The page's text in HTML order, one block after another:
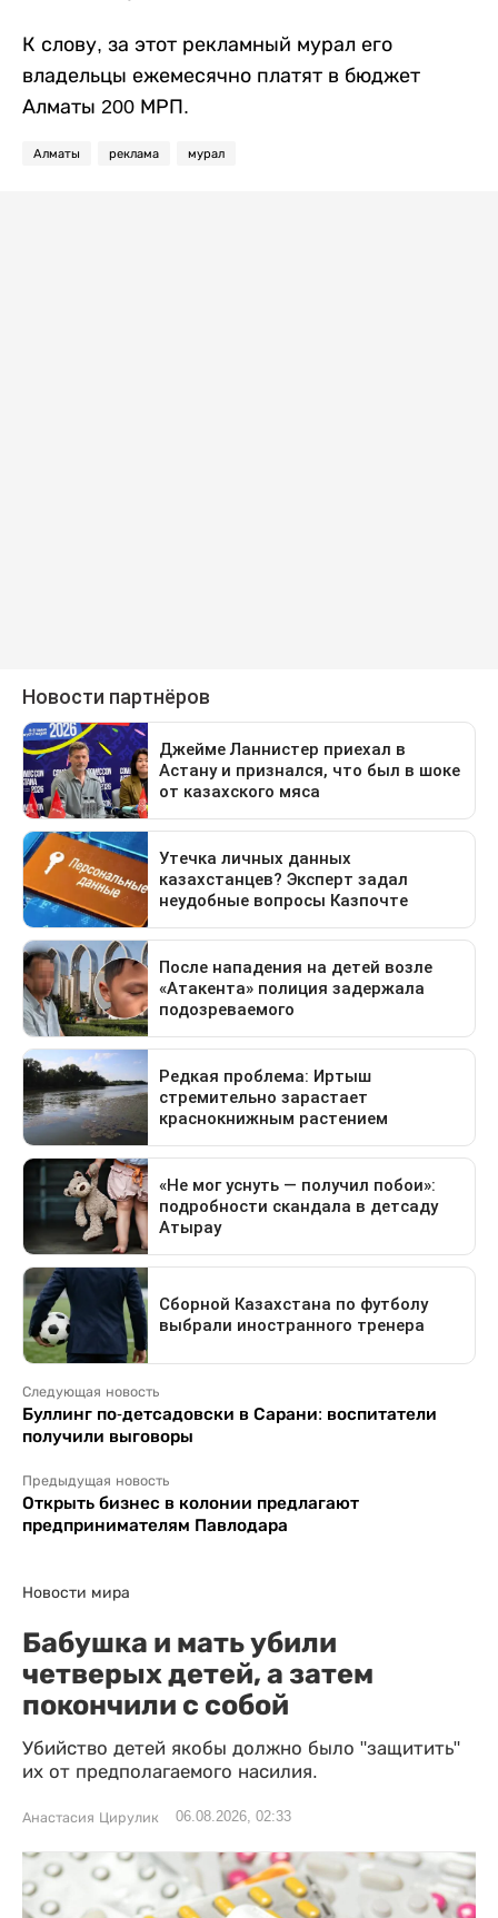
К слову, за этот рекламный мурал его
владельцы ежемесячно платят в бюджет
Алматы 200 МРП.
Алматы реклама мурал
Следующая новость
Буллинг по-детсадовски в Сарани: воспитатели
получили выговоры
Предыдущая новость
Открыть бизнес в колонии предлагают
предпринимателям Павлодара
Новости мира
Бабушка и мать убили
четверых детей, а затем
покончили с собой
Убийство детей якобы должно было "защитить"
их от предполагаемого насилия.
Анастасия Цирулик 06.08.2026, 02:33